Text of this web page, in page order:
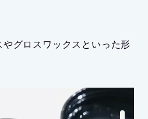
グロスワックスといった形
ってどんな人間？